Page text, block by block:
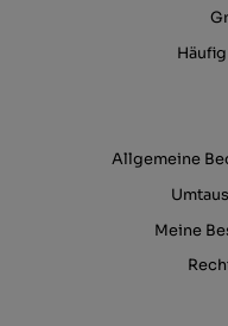
Allgemeine
Meine